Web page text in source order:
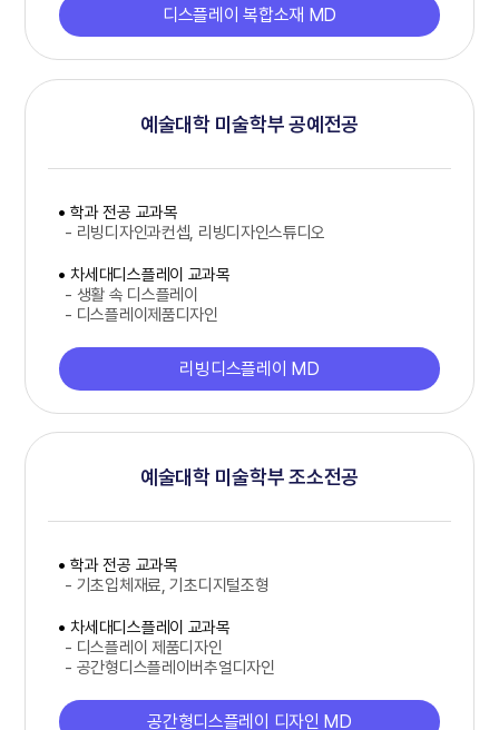
디스플레이 복합소재 MD
예술대학 미술학부 공예전공
학과 전공 교과목
- 리빙디자인과컨셉, 리빙디자인스튜디오
차세대디스플레이 교과목
- 생활 속 디스플레이
- 디스플레이제품디자인
리빙디스플레이 MD
예술대학 미술학부 조소전공
학과 전공 교과목
- 기초입체재료, 기초디지털조형
차세대디스플레이 교과목
- 디스플레이 제품디자인
- 공간형디스플레이버추얼디자인
공간형디스플레이 디자인 MD